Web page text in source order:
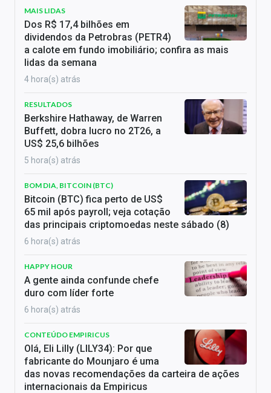
MAIS LIDAS
Dos R$ 17,4 bilhões em
dividendos da Petrobras (PETR4)
a calote em fundo imobiliário; confira as mais
lidas da semana
4 hora(s) atrás
RESULTADOS
Berkshire Hathaway, de Warren
Buffett, dobra lucro no 2T26, a
US$ 25,6 bilhões
5 hora(s) atrás
BOM DIA, BITCOIN (BTC)
Bitcoin (BTC) fica perto de US$
65 mil após payroll; veja cotação
das principais criptomoedas neste sábado (8)
6 hora(s) atrás
HAPPY HOUR
A gente ainda confunde chefe
duro com líder forte
6 hora(s) atrás
CONTEÚDO EMPIRICUS
Olá, Eli Lilly (LILY34): Por que
fabricante do Mounjaro é uma
das novas recomendações da carteira de ações
internacionais da Empiricus